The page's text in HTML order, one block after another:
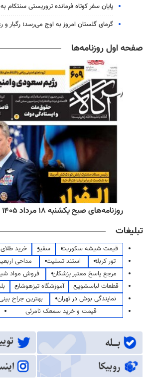
پایان سفر کوتاه فرمانده تروریستی سنتکام
گرمای گلستان امروز به اوج می‌رسد؛ رگبار و
صفحه اول روزنامه‌ها
روزنامه‌های صبح یکشنبه ۱۸ مرداد ۱۴۰۵
تبلیغات
قیمت شیشه سکوریت سفیر خرید
تور کربلا
استند تسلیت مداحی
مرجع پاسخ معتبر پزشکان
فروش مواد
قطعات لباسشویی
آموزشگاه تیزهوشان
نمایندگی بوش در تهران
بهترین جراح
قیمت و خرید سمعک نامرئی